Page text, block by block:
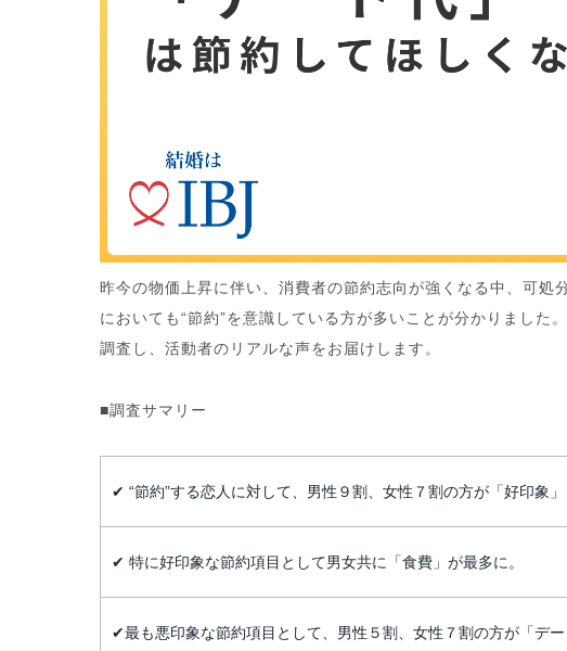
昨今の物価上昇に伴い、消費者の節約志向が強くなる中、可処
においても“節約”を意識している方が多いことが分かりました
調査し、活動者のリアルな声をお届けします。
■調査サマリー
✔ “節約”する恋人に対して、男性９割、女性７割の方が「好印象」
✔ 特に好印象な節約項目として男女共に「食費」が最多に。
✔最も悪印象な節約項目として、男性５割、女性７割の方が「デ